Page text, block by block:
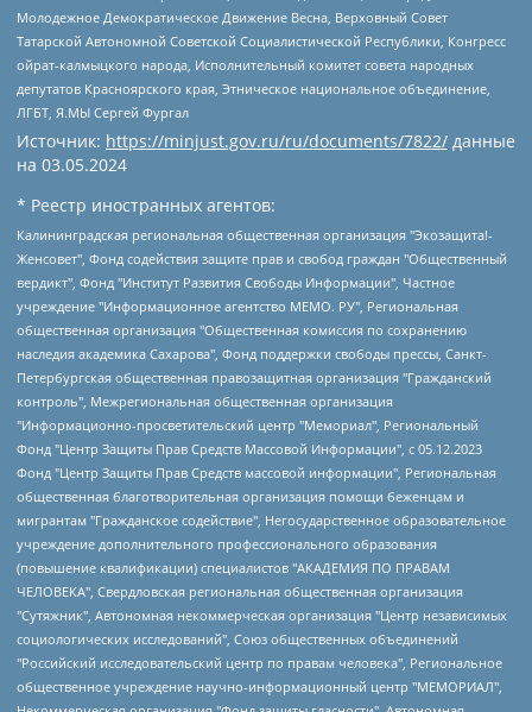
Молодежное Демократическое Движение Весна, Верховный Совет
Татарской Автономной Советской Социалистической Республики, Конгресс
ойрат-калмыцкого народа, Исполнительный комитет совета народных
депутатов Красноярского края, Этническое национальное объединение,
ЛГБТ, Я.МЫ Сергей Фургал
Источник: https://minjust.gov.ru/ru/documents/7822/ данные
на 03.05.2024
* Реестр иностранных агентов:
Калининградская региональная общественная организация "Экозащита!-Женсовет", Фонд содействия защите прав и свобод граждан "Общественный вердикт", Фонд "Институт Развития Свободы Информации", Частное учреждение "Информационное агентство МЕМО. РУ", Региональная общественная организация "Общественная комиссия по сохранению наследия академика Сахарова", Фонд поддержки свободы прессы, Санкт-Петербургская общественная правозащитная организация "Гражданский контроль", Межрегиональная общественная организация "Информационно-просветительский центр "Мемориал", Региональный Фонд "Центр Защиты Прав Средств Массовой Информации", с 05.12.2023 Фонд "Центр Защиты Прав Средств массовой информации", Региональная общественная благотворительная организация помощи беженцам и мигрантам "Гражданское содействие", Негосударственное образовательное учреждение дополнительного профессионального образования (повышение квалификации) специалистов "АКАДЕМИЯ ПО ПРАВАМ ЧЕЛОВЕКА", Свердловская региональная общественная организация "Сутяжник", Автономная некоммерческая организация "Центр независимых социологических исследований", Союз общественных объединений "Российский исследовательский центр по правам человека", Региональное общественное учреждение научно-информационный центр "МЕМОРИАЛ", Некоммерческая организация "Фонд защиты гласности", Автономная некоммерческая организация "Институт прав человека", Городская общественная организация "Екатеринбургское общество "МЕМОРИАЛ", Городская общественная организация "Рязанское историко-просветительское и правозащитное общество "Мемориал" (Рязанский Мемориал), Челябинский региональный орган общественной самодеятельности – женское общественное объединение "Женщины Евразии", Челябинский региональный орган общественной самодеятельности "Уральская правозащитная группа", Фонд содействия защите здоровья и социальной справедливости имени Андрея Рылькова, Автономная Некоммерческая Организация "Аналитический Центр Юрия Левады", Автономная некоммерческая организация социальной поддержки населения "Проект Апрель", Региональная общественная организация помощи женщинам и детям, находящимся в кризисной ситуации "Информационно-методический центр "Анна", Фонд содействия развитию массовых коммуникаций и правовому просвещению "Так-так-Так", Фонд содействия устойчивому развитию "Серебряная тайга", Свердловский региональный общественный фонд социальных проектов "Новое время", "Idel.Реалии", Кавказ.Реалии, Крым.Реалии, Телеканал Настоящее Время, Татаро-башкирская служба Радио Свобода (Azatliq Radiosi), Радио Свободная Европа/Радио Свобода (PCE/PC), "Сибирь.Реалии", "Фактограф", Благотворительный фонд помощи осужденным и их семьям, Автономная некоммерческая организация "Институт глобализации и социальных движений", Фонд "В защиту прав заключенных", Частное учреждение "Центр поддержки и содействия развитию средств массовой информации", Пензенский региональный общественный благотворительный фонд "Гражданский союз", "Север.Реалии", Некоммерческая организация Фонд "Правовая инициатива", Общество с ограниченной ответственностью "Радио Свободная Европа/Радио Свобода", Чешское информационное агентство "MEDIUM-ORIENT", Красноярская региональная общественная организация "Мы против СПИДа", Камалягин Денис Николаевич, Маркелов Сергей Евгеньевич, Пономарев Лев Александрович, Савицкая Людмила Алексеевна, Автономная некоммерческая организация "Центр по работе с проблемой насилия "НАСИЛИЮ.НЕТ", Межрегиональный профессиональный союз работников здравоохранения "Альянс врачей", Юридическое лицо, зарегистрированное в Латвийской Республике, SIA "Medusa Project" (регистрационный номер 40103797863, дата регистрации 10.06.2014), Некоммерческая организация "Фонд по борьбе с коррупцией", Автономная некоммерческая организация "Институт права и публичной политики", Баданин Роман Сергеевич, Гликин Максим Александрович, Железнова Мария Михайловна, Лукьянова Юлия Сергеевна, Маетная Елизавета Витальевна, Маняхин Петр Борисович, Чуракова Ольга Владимировна, Ярош Юлия Петровна, Юридическое лицо "The Insider SIA", зарегистрированное в Риге, Латвийская Республика (дата регистрации 26.06.2015), являющееся администратором доменного имени интернет-издания "The Insider SIA", https://theins.ru, Постернак Алексей Евгеньевич, Рубин Михаил Аркадьевич, Анин Роман Александрович, Юридическое лицо Istories fonds, зарегистрированное в Латвийской Республике (регистрационный номер 50008295751, дата регистрации 24.02.2020), Великовский Дмитрий Александрович, Долинина Ирина Николаевна, Мароховская Алеся Алексеевна, Шлейнов Роман Юрьевич, Шмагун Олеся Валентиновна, Общество с ограниченной ответственностью "Альтаир 2021", Общество с ограниченной ответственностью "Вега 2021", Общество с ограниченной ответственностью "Главный редактор 2021", Общество с ограниченной ответственностью "Ромашки монолит", Важенков Артем Валерьевич, Ивановская областная общественная организация "Центр гендерных исследований", Гурман Юрий Альбертович, Медиапроект "ОВД-Инфо", Егоров Владимир Владимирович, Жилинский Владимир Александрович, Общество с ограниченной ответственностью "ЗП", Иванова София Юрьевна, Карезина Инна Павловна, Кильтау Екатерина Викторовна, Петров Алексей Викторович, Пискунов Сергей Евгеньевич, Смирнов Сергей Сергеевич, Тихонов Михаил Сергеевич, Общество с ограниченной ответственностью "ЖУРНАЛИСТ-ИНОСТРАННЫЙ АГЕНТ", Арапова Галина Юрьевна, Вольтская Татьяна Анатольевна, Американская компания "Mason G.E.S. Anonymous Foundation" (США), являющаяся владельцем интернет-издания https://mnews.world/, Компания "Stichting Bellingcat", зарегистрированная в Нидерландах (дата регистрации 11.07.2018), Захаров Андрей Вячеславович, Клепиковская Екатерина Дмитриевна, Общество с ограниченной ответственностью "МЕМО", Перл Роман Александрович, Симонов Евгений Алексеевич, Соловьева Елена Анатольевна, Сотников Даниил Владимирович, Сурначева Елизавета Дмитриевна, Автономная некоммерческая организация по защите прав человека и информированию населения "Якутия – Наше Мнение", Общество с ограниченной ответственностью "Москоу диджитал медиа", с 26.01.2023 Общество с ограниченной ответственностью "Чайка Белые сады", Ветошкина Валерия Валерьевна, Заговора Максим Александрович, Межрегиональное общественное движение "Российская ЛГБТ - сеть", Оленичев Максим Владимирович, Павлов Иван Юрьевич, Скворцова Елена Сергеевна, Общество с ограниченной ответственностью "Как бы инагент", Кочетков Игорь Викторович, Общество с ограниченной ответственностью "Честные выборы", Еланчик Олег Александрович, Общество с ограниченной ответственностью "Нобелевский призыв", Гималова Регина Эмилевна, Григорьев Андрей Валерьевич, Григорьева Алина Александровна, Ассоциация по содействию защите прав призывников, альтернативнослужащих и военнослужащих "Правозащитная группа "Гражданин.Армия.Право", Хисамова Регина Фаритовна, Автономная некоммерческая организация по реализации социально-правовых программ "Лилит", Дальневосточное общественное движение "Маяк", Санкт-Петербургская ЛГБТ-инициативная группа "Выход", Инициативная группа ЛГБТ+ "Реверс", Алексеев Андрей Викторович, Бекбулатова Таисия Львовна, Беляев Иван Михайлович, Владыкина Елена Сергеевна, Гельман Марат Александрович, Никульшина Вероника Юрьевна, Толоконникова Надежда Андреевна, Шендерович Виктор Анатольевич, Общество с ограниченной ответственностью "Данное сообщение", Общество с ограниченной ответственностью Издательский дом "Новая глава", Айнбиндер Александра Александровна, Московский комьюнити-центр для ЛГБТ+инициатив, Благотворительный фонд развития филантропии, Deutsche Welle (Германия, Kurt-Schumacher-Strasse 3, 53113 Bonn), Борзунова Мария Михайловна, Воробьев Виктор Викторович, Голубева Анна Львовна, Константинова Алла Михайловна, Малкова Ирина Владимировна, Мурадов Мурад Абдулгалимович, Осетинская Елизавета Николаевна, Понасенков Евгений Николаевич, Ганапольский Матвей Юрьевич, Киселев Евгений Алексеевич, Борухович Ирина Григорьевна, Дремин Иван Тимофеевич, Дубровский Дмитрий Викторович, Красноярская региональная общественная организация поддержки и развития альтернативных образовательных технологий и межкультурных коммуникаций "ИНТЕРРА", Маяковская Екатерина Алексеевна, Фейгин Марк Захарович, Филимонов Андрей Викторович, Дзугкоева Регина Николаевна, Доброхотов Роман Александрович, Дудь Юрий Александрович, Елкин Сергей Владимирович, Кругликов Кирилл Игоревич, Сабунаева Мария Леонидовна, Семенов Алексей Владимирович, Шаинян Карен Багратович, Шульман Екатерина Михайловна, Асафьев Артур Валерьевич, Вахштайн Виктор Семенович, Венедиктов Алексей Алексеевич, Лушникова Екатерина Евгеньевна, Волков Леонид Михайлович, Невзоров Александр Глебович, Пархоменко Сергей Борисович, Сироткин Ярослав Николаевич, Кара-Мурза Владимир Владимирович, Баранова Наталья Владимировна, Гозман Леонид Яковлевич, Кагарлицкий Борис Юльевич, Климарев Михаил Валерьевич, Милов Владимир Станиславович, Автономная некоммерческая организация Краснодарский центр современного искусства "Типография", Моргенштерн Алишер Тагирович, Соболь Любовь Эдуардовна, Общество с ограниченной ответственностью "ЛИЗА НОРМ", Каспаров Гарри Кимович, Ходорковский Михаил Борисович, Общество с ограниченной ответственностью "Апрельские тезисы", Данилович Ирина Брониславовна, Кашин Олег Владимирович, Петров Николай Владимирович, Пивоваров Алексей Владимирович, Соколов Михаил Владимирович, Цветкова Юлия Владимировна, Чичваркин Евгений Александрович, Комитет против пыток/Команда против пыток, Общество с ограниченной ответственностью "Первый научный", Общество с ограниченной ответственностью "Вертолет и ко", Белоцерковская Вероника Борисовна, Кац Максим Евгеньевич, Лазарева Татьяна Юрьевна, Шаведдинов Руслан Табризович, Яшин Илья Валерьевич, Общество с ограниченной ответственностью "Иноагент ААВ", Алешковский Дмитрий Петрович, Альбац Евгения Марковна, Быков Дмитрий Львович, Галямина Юлия Евгеньевна, Лойко Сергей Леонидович, Мартынов Кирилл Константинович, Медведев Сергей Александрович, Крашенинников Федор Геннадиевич, Гордеева Катерина Вл